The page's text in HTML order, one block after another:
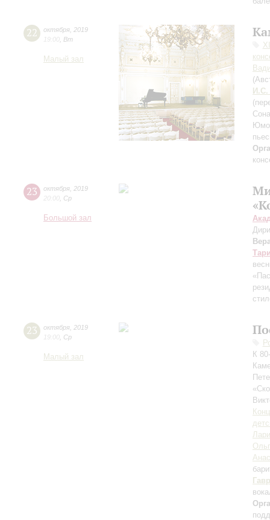
22 октября 2019
19:00 Вт
Малый зал
И.С.
23 октября 2019
20:00 Ср
Большой зал
23 октября 2019
19:00 Ср
Малый зал
К